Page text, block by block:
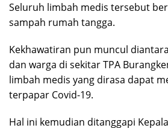
Seluruh limbah medis tersebut
sampah rumah tangga.
Kekhawatiran pun muncul
dan warga di sekitar TPA
limbah medis yang dirasa dapat
terpapar Covid-19.
Hal ini kemudian ditanggapi